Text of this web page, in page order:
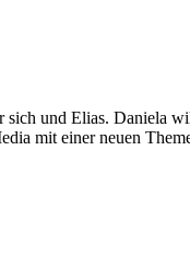
und Elias. Daniela
mit einer neuen